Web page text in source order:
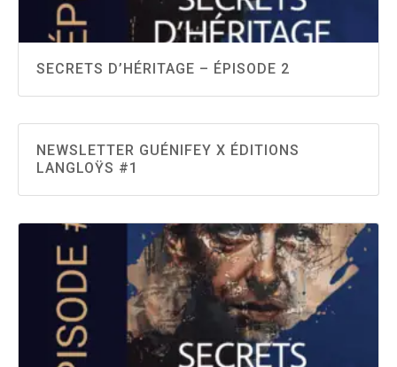
SECRETS D’HÉRITAGE – ÉPISODE 2
NEWSLETTER GUÉNIFEY X ÉDITIONS
LANGLOŸS #1